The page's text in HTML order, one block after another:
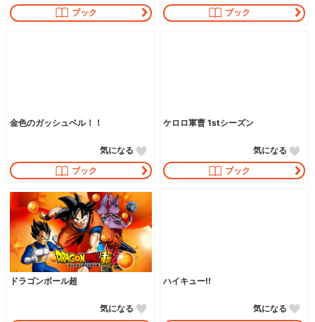
ブック ブック
金色のガッシュベル！！
ブック
気になる
ケロロ軍曹 1stシーズン
ブック
気になる
ドラゴンボール超
気になる
ハイキュー!!
気になる